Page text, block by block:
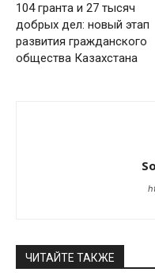
104 гранта и 27 тысяч
добрых дел: новый этап
развития гражданского
общества Казахстана
ЧИТАЙТЕ ТАКЖЕ